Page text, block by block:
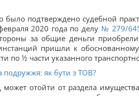
было подтверждено судебной
2020 года по делу № 279/
за общие деньги
пришли к
по ½ части указанного
подружжя: як бути з ТОВ?
может отойти от раздела